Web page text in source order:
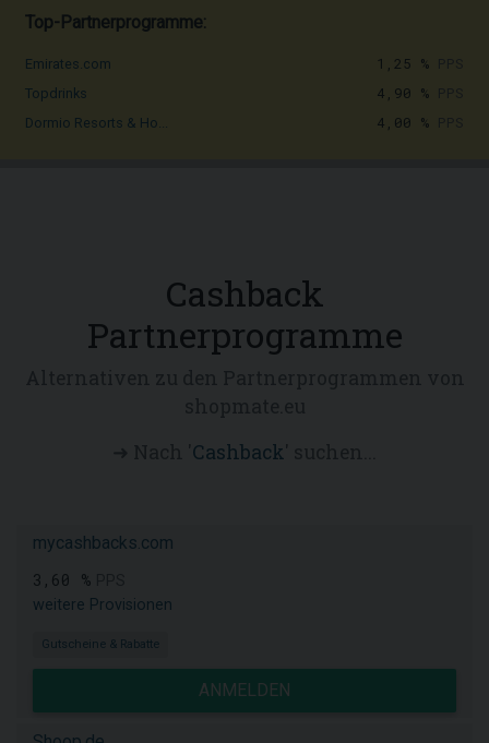
Top-Partnerprogramme:
Emirates.com 1,25 %
Topdrinks 4,90 %
Dormio Resorts & Ho... 4,00 %
Cashback
Partnerprogramme
Cashback
mycashbacks.com
3,60 %
weitere Provisionen
Gutscheine & Rabatte
ANMELDEN